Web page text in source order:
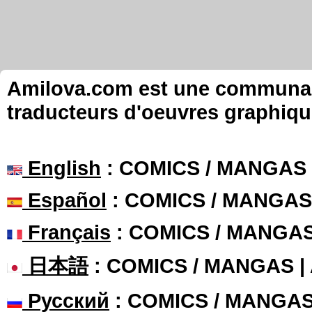
Amilova.com est une
traducteurs d'oeuvres
English : COMICS /
Español : COMICS /
Français : COMICS /
日本語: COMICS / MANGAS |
Русский : COMICS /